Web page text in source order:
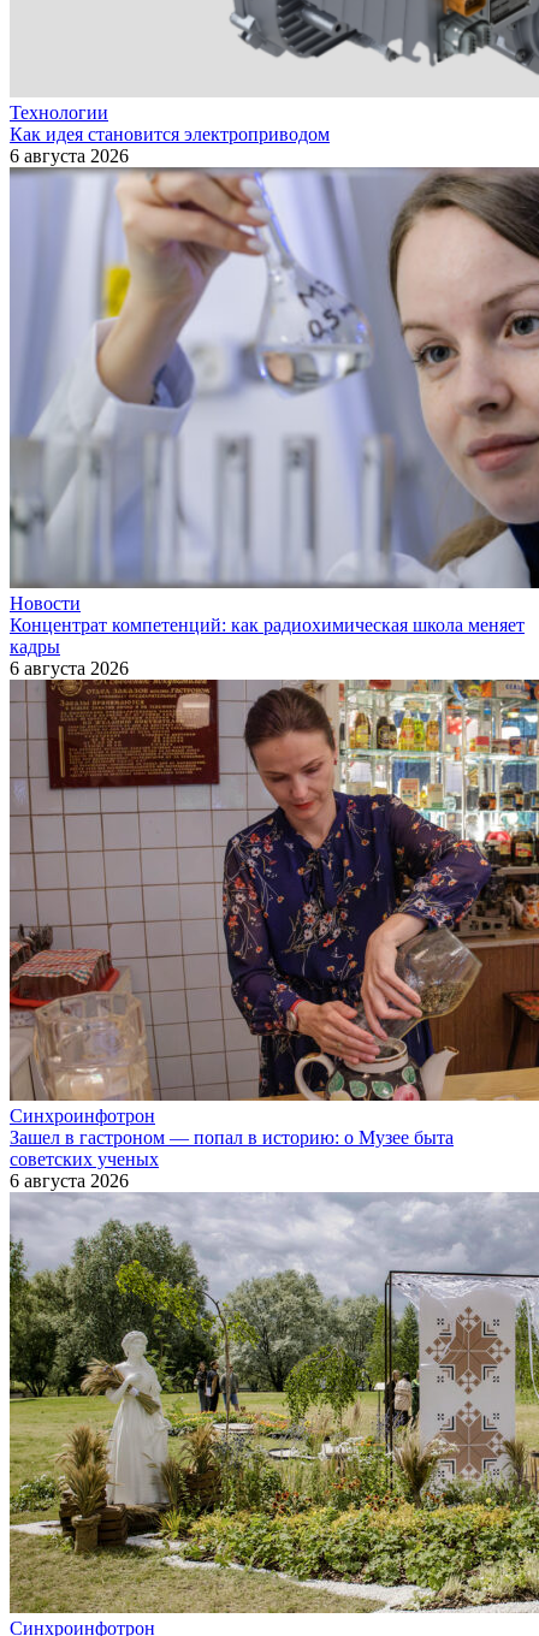
Технологии
Как идея становится электроприводом
6 августа 2026
Новости
Концентрат компетенций: как радиохимическая школа меняет
кадры
6 августа 2026
Синхроинфотрон
Зашел в гастроном — попал в историю: о Музее быта
советских ученых
6 августа 2026
Синхроинфотрон